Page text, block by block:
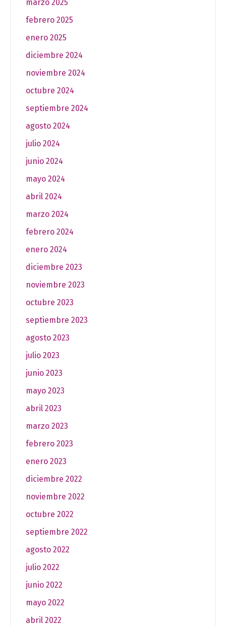
marzo 2025
febrero 2025
enero 2025
diciembre 2024
noviembre 2024
octubre 2024
septiembre 2024
agosto 2024
julio 2024
junio 2024
mayo 2024
abril 2024
marzo 2024
febrero 2024
enero 2024
diciembre 2023
noviembre 2023
octubre 2023
septiembre 2023
agosto 2023
julio 2023
junio 2023
mayo 2023
abril 2023
marzo 2023
febrero 2023
enero 2023
diciembre 2022
noviembre 2022
octubre 2022
septiembre 2022
agosto 2022
julio 2022
junio 2022
mayo 2022
abril 2022